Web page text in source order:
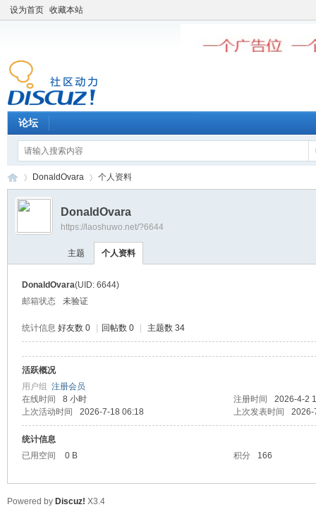
设为首页 收藏本站
论坛
›
DonaldOvara 个人资料
DonaldOvara
https://laoshuwo.net/?6644
主题 个人资料
DonaldOvara(UID: 6644)
邮箱状态
未验证
统计信息 好友数 0 回帖数 0 主题数 34
活跃概况
用户组 注册会员
在线时间
8 小时 注册时间
2026-4-2
上次活动时间
2026-7-18 06:18 上次发表时间 2026-
统计信息
已用空间
0 B 积分 166
Powered by Discuz! X3.4